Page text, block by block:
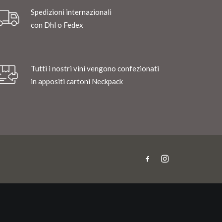
Spedizioni internazionali
con Dhl o Fedex
Tutti i nostri vini vengono confezionati
in appositi cartoni Neckpack